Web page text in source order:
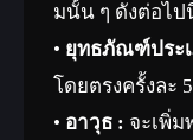
มนั้น ๆ ดังต่อไป
• ยุทธภัณฑ์ประ
โดยตรงครั้งละ
• อาวุธ : จะเพิ่